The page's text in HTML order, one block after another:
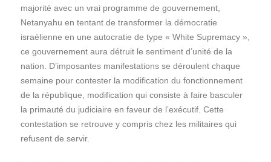
majorité avec un vrai programme de gouvernement,
Netanyahu en tentant de transformer la démocratie
israélienne en une autocratie de type « White Supremacy »,
ce gouvernement aura détruit le sentiment d’unité de la
nation. D’imposantes manifestations se déroulent chaque
semaine pour contester la modification du fonctionnement
de la république, modification qui consiste à faire basculer
la primauté du judiciaire en faveur de l’exécutif. Cette
contestation se retrouve y compris chez les militaires qui
refusent de servir.